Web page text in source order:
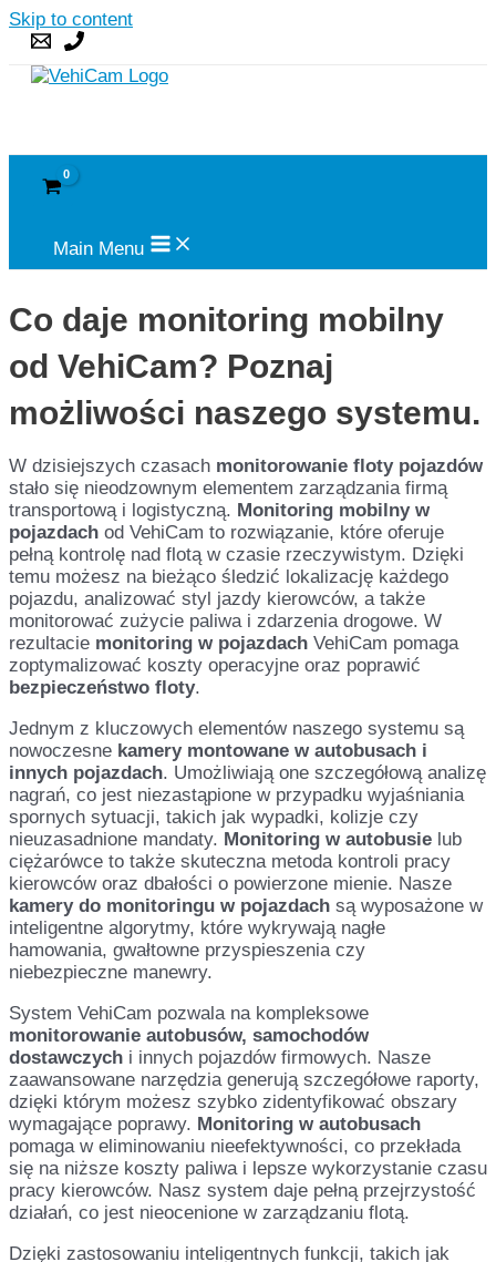
Skip to content
Main Menu
Co daje monitoring mobilny
od VehiCam? Poznaj
możliwości naszego systemu.
W dzisiejszych czasach monitorowanie floty pojazdów
stało się nieodzownym elementem zarządzania firmą
transportową i logistyczną. Monitoring mobilny w
pojazdach od VehiCam to rozwiązanie, które oferuje
pełną kontrolę nad flotą w czasie rzeczywistym. Dzięki
temu możesz na bieżąco śledzić lokalizację każdego
pojazdu, analizować styl jazdy kierowców, a także
monitorować zużycie paliwa i zdarzenia drogowe. W
rezultacie monitoring w pojazdach VehiCam pomaga
zoptymalizować koszty operacyjne oraz poprawić
bezpieczeństwo floty.
Jednym z kluczowych elementów naszego systemu są
nowoczesne kamery montowane w autobusach i
innych pojazdach. Umożliwiają one szczegółową analizę
nagrań, co jest niezastąpione w przypadku wyjaśniania
spornych sytuacji, takich jak wypadki, kolizje czy
nieuzasadnione mandaty. Monitoring w autobusie lub
ciężarówce to także skuteczna metoda kontroli pracy
kierowców oraz dbałości o powierzone mienie. Nasze
kamery do monitoringu w pojazdach są wyposażone w
inteligentne algorytmy, które wykrywają nagłe
hamowania, gwałtowne przyspieszenia czy
niebezpieczne manewry.
System VehiCam pozwala na kompleksowe
monitorowanie autobusów, samochodów
dostawczych i innych pojazdów firmowych. Nasze
zaawansowane narzędzia generują szczegółowe raporty,
dzięki którym możesz szybko zidentyfikować obszary
wymagające poprawy. Monitoring w autobusach
pomaga w eliminowaniu nieefektywności, co przekłada
się na niższe koszty paliwa i lepsze wykorzystanie czasu
pracy kierowców. Nasz system daje pełną przejrzystość
działań, co jest nieocenione w zarządzaniu flotą.
Dzięki zastosowaniu inteligentnych funkcji, takich jak